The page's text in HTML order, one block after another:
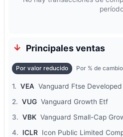
Principales ventas
Por valor reducido Por % de
1. VEA Vanguard Ftse
2. VUG Vanguard Growth Etf
3. VBK Vanguard Small-Cap
4.
ICLR Icon Public Limited